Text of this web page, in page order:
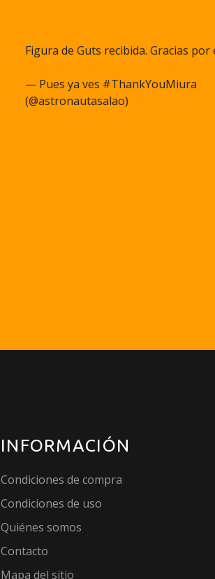
Figura de Guts recibida. Gracias
— Pues ya ves #ThankYouMiura
(@astronautasalao)
INFORMACIÓN
Condiciones de compra
Condiciones de uso
Quiénes somos
Contacto
Mapa del sitio